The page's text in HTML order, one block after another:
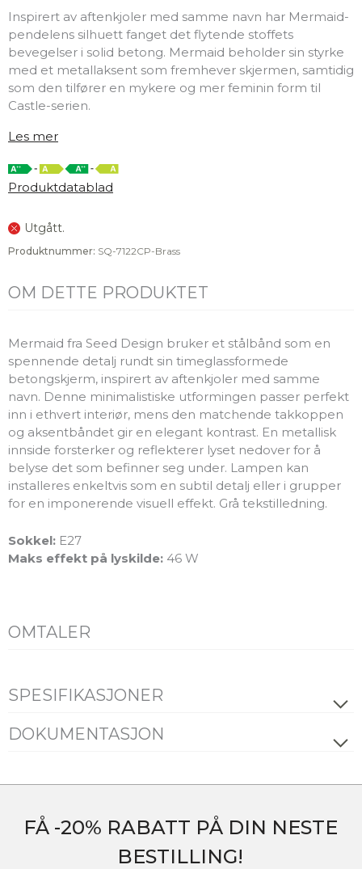
Inspirert av aftenkjoler med samme navn har Mermaid-
pendelens silhuett fanget det flytende stoffets
bevegelser i solid betong. Mermaid beholder sin styrke
med et metallaksent som fremhever skjermen, samtidig
som den tilfører en mykere og mer feminin form til
Castle-serien.
Les mer
Produktdatablad
Utgått.
Produktnummer: SQ-7122CP-Brass
OM DETTE PRODUKTET
Mermaid fra Seed Design bruker et stålbånd som en
spennende detalj rundt sin timeglassformede
betongskjerm, inspirert av aftenkjoler med samme
navn. Denne minimalistiske utformingen passer perfekt
inn i ethvert interiør, mens den matchende takkoppen
og aksentbåndet gir en elegant kontrast. En metallisk
innside forsterker og reflekterer lyset nedover for å
belyse det som befinner seg under. Lampen kan
installeres enkeltvis som en subtil detalj eller i grupper
for en imponerende visuell effekt. Grå tekstilledning.
Sokkel: E27
Maks effekt på lyskilde: 46 W
OMTALER
SPESIFIKASJONER
ELEKTRISK DATA
Isolasjonsklasse
E27
DOKUMENTASJON
Alle filer (ZIP)
FÅ -20% RABATT PÅ DIN NESTE
BESTILLING!